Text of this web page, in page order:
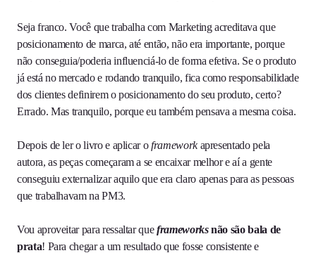
Seja franco. Você que trabalha com Marketing acreditava que
posicionamento de marca, até então, não era importante, porque
não conseguia/poderia influenciá-lo de forma efetiva. Se o produto
já está no mercado e rodando tranquilo, fica como responsabilidade
dos clientes definirem o posicionamento do seu produto, certo?
Errado. Mas tranquilo, porque eu também pensava a mesma coisa.
Depois de ler o livro e aplicar oframeworkapresentado pela
autora, as peças começaram a se encaixar melhor e aí a gente
conseguiu externalizar aquilo que era claro apenas para as pessoas
que trabalhavam na PM3.
Vou aproveitar para ressaltar queframeworksnão são bala de
prata! Para chegar a um resultado que fosse consistente e